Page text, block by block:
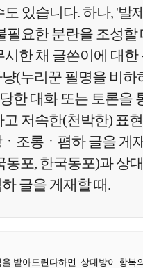
도 있습니다. 하나, '발
필요한 분란을 조성할
시한 채 글쓴이에 대
(누리꾼 필명을 비하
한 대화 또는 토론을
저속한(천박한) 표
조롱ㆍ폄하 글을 게
동포, 한국동포)과 상
글을 게재할 때.
받아드린다하면..상대방이 항복